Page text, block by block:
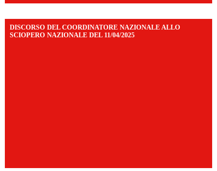
DISCORSO DEL COORDINATORE NAZIONALE ALLO
SCIOPERO NAZIONALE DEL 11/04/2025